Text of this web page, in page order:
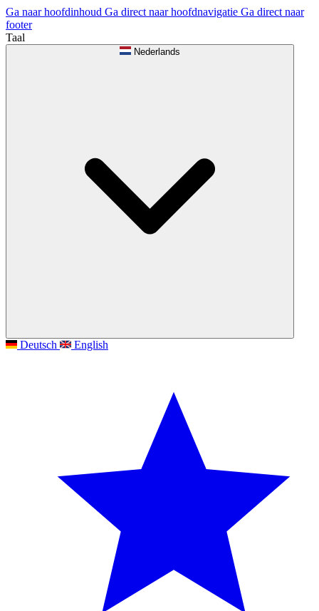
Ga naar hoofdinhoud Ga direct naar hoofdnavigatie Ga direct naar
footer
Taal
Nederlands
Deutsch English